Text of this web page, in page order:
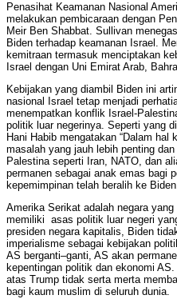
Penasihat Keamanan Nasional
melakukan pembicaraan dengan
Meir Ben Shabbat. Sullivan
Biden terhadap keamanan Israel.
kemitraan termasuk menciptakan
Israel dengan Uni Emirat Arab,
Kebijakan yang diambil Biden ini
nasional Israel tetap menjadi
menempatkan konflik Israel-
politik luar negerinya. Seperti yang
Hani Habib mengatakan “Dalam
masalah yang jauh lebih penting
Palestina seperti Iran, NATO, dan
permanen sebagai anak emas bagi
kepemimpinan telah beralih ke
Amerika Serikat adalah negara
memiliki asas politik luar negeri
presiden negara kapitalis, Biden
imperialisme sebagai kebijakan
AS berganti–ganti, AS akan
kepentingan politik dan ekonomi
atas Trump tidak serta merta
bagi kaum muslim di seluruh dunia.